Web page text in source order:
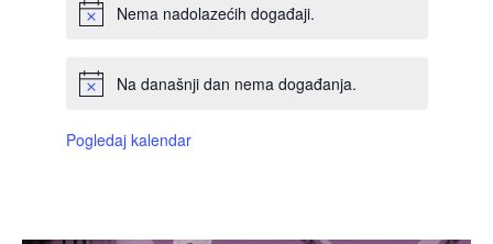
Nema nadolazećih događaji.
Na današnji dan nema događanja.
Pogledaj kalendar